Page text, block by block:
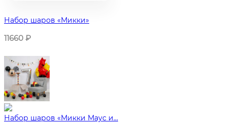
Набор шаров «Микки»
11660 ₽
Набор шаров «Микки Маус и...